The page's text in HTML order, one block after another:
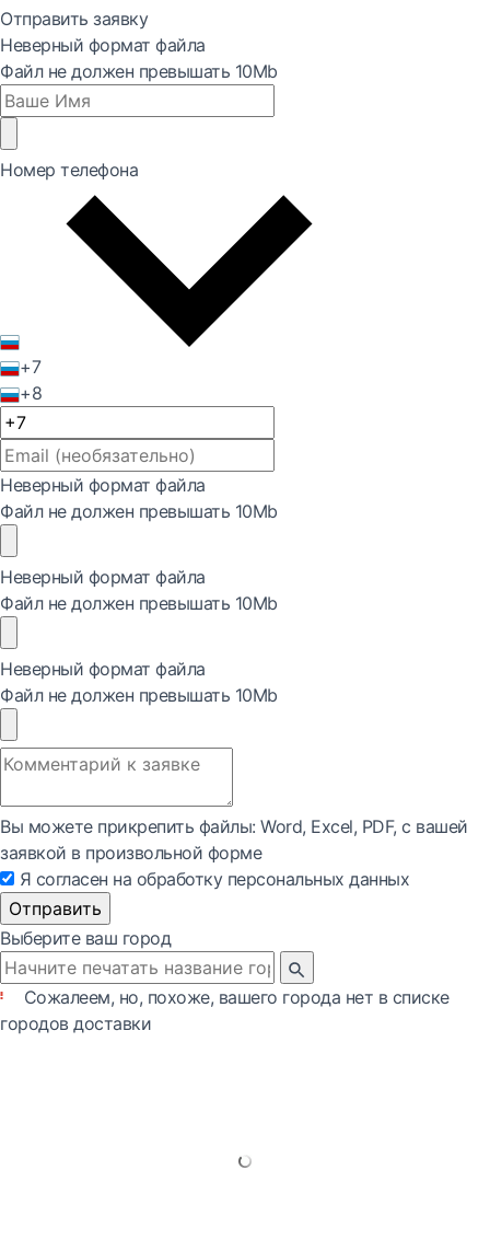
Отправить заявку
Неверный формат файла
Файл не должен превышать 10Mb
Номер телефона
+7
+8
Неверный формат файла
Файл не должен превышать 10Mb
Неверный формат файла
Файл не должен превышать 10Mb
Неверный формат файла
Файл не должен превышать 10Mb
Вы можете прикрепить файлы: Word, Exсel, PDF, с вашей
заявкой в произвольной форме
Я согласен на обработку персональных данных
Отправить
Выберите ваш город
Сожалеем, но, похоже, вашего города нет в списке
городов доставки